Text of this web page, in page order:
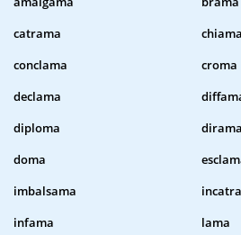
catrama
chiama
conclama
croma
declama
diploma
dirama
doma
imbalsama
infama
lama